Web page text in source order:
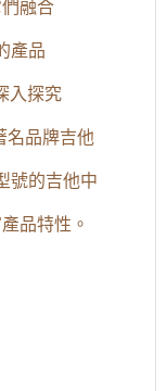
融合
產品
入探究
名品牌吉他
號的吉他中
品特性。